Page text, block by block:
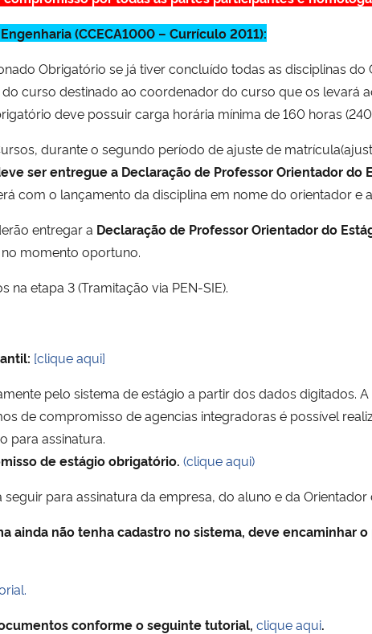
(CCECA1000 – Currículo 2011):
Obrigatório se já tiver concluído todas as disciplinas do
curso destinado ao coordenador do curso que os levará
deve possuir carga horária mínima de 160 horas
durante o segundo período de ajuste de
ser entregue a Declaração de Professor Orientador do
com o lançamento da disciplina em nome do orientador e
entregar a Declaração de Professor Orientador do
momento oportuno.
etapa 3 (Tramitação via PEN-SIE).
[clique aqui]
pelo sistema de estágio a partir dos dados digitados.
de compromisso de agencias integradoras é possível
para assinatura.
de estágio obrigatório. (clique aqui)
para assinatura da empresa, do aluno e da Orientador
ainda não tenha cadastro no sistema, deve encaminhar
conforme o seguinte tutorial, clique aqui.